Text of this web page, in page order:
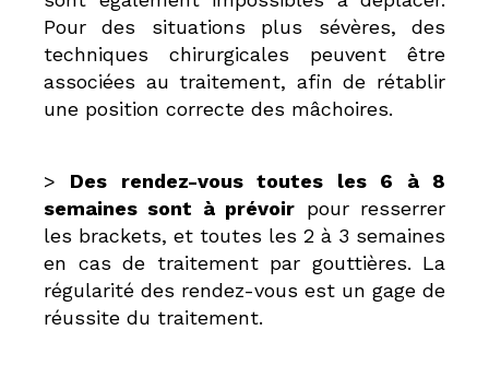
Pour des situations plus sévères, des
techniques chirurgicales peuvent être
associées au traitement, afin de rétablir
une position correcte des mâchoires.
> Des rendez-vous toutes les 6 à 8
semaines sont à prévoir pour resserrer
les brackets, et toutes les 2 à 3 semaines
en cas de traitement par gouttières. La
régularité des rendez-vous est un gage de
réussite du traitement.